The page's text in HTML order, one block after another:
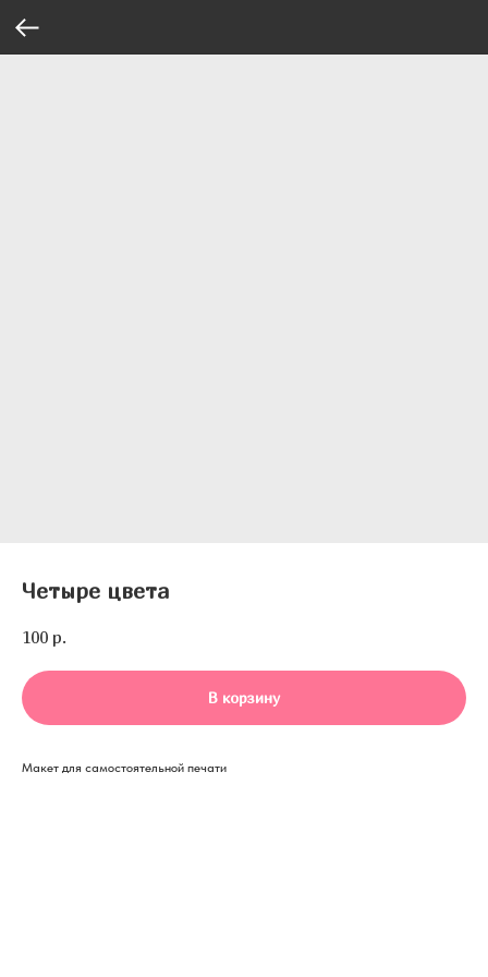
Четыре цвета
100 р.
В корзину
Макет для самостоятельной печати